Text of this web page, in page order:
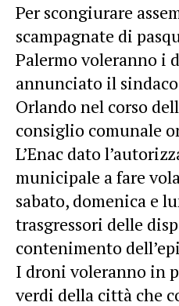
Per scongiurare
scampagnate di
Palermo voleranno i
annunciato il
Orlando nel corso
consiglio comunale
L’Enac dato
municipale a fare
sabato, domenica e
trasgressori delle
contenimento
I droni voleranno in
verdi della città che